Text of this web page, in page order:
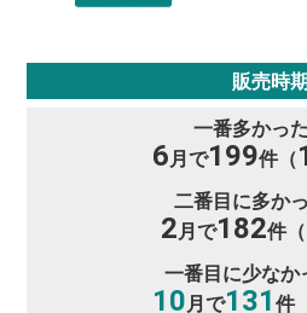
販売時
一番多かっ
6 月で199件（
二番目に多か
2 月で182件（
一番目に少なか
10 月で131 件